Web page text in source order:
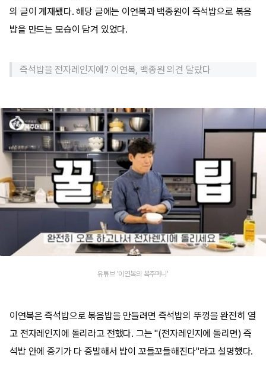
의 글이 게재됐다. 해당 글에는 이연복과 백종원이 즉석밥으로 볶음
밥을 만드는 모습이 담겨 있었다.
즉석밥을 전자레인지에? 이연복, 백종원 의견 달랐다
유튜브 '이연복의 복주머니'
이연복은 즉석밥으로 볶음밥을 만들려면 즉석밥의 뚜껑을 완전히 열
고 전자레인지에 돌리라고 전했다. 그는 "(전자레인지에 돌리면) 즉
석밥 안에 증기가 다 증발해서 밥이 꼬들꼬들해진다"라고 설명했다.